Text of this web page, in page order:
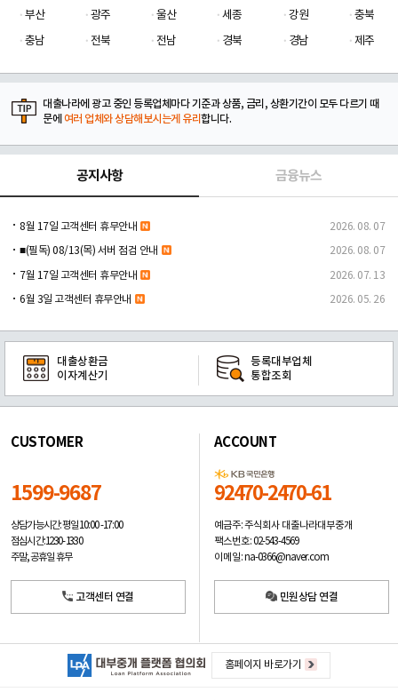
부산
광주 울산 세종 강원
충북
충남
전북 전남 경북 경남 제주
대출나라에 광고 중인 등록업체마다 기준과 상품, 금리, 상환기간이 모두 다르기 때
문에 여러 업체와 상담해보시는게 유리합니다.
공지사항 금융뉴스
8월 17일 고객센터 휴무안내 2026. 08. 07
■(필독) 08/13(목) 서버 점검 안내 2026. 08. 07
7월 17일 고객센터 휴무안내 2026. 07. 13
6월 3일 고객센터 휴무안내 2026. 05. 26
대출상환금
이자계산기
등록대부업체
통합조회
CUSTOMER
1599-9687
상담가능시간: 평일10:00 -17:00
점심시간: 12:30 - 13:30
주말, 공휴일 휴무
고객센터 연결
ACCOUNT
92470-2470-61
예금주: 주식회사 대출나라대부중개
팩스번호: 02-543-4569
이메일: na-0366@naver.com
민원상담 연결
홈페이지 바로가기